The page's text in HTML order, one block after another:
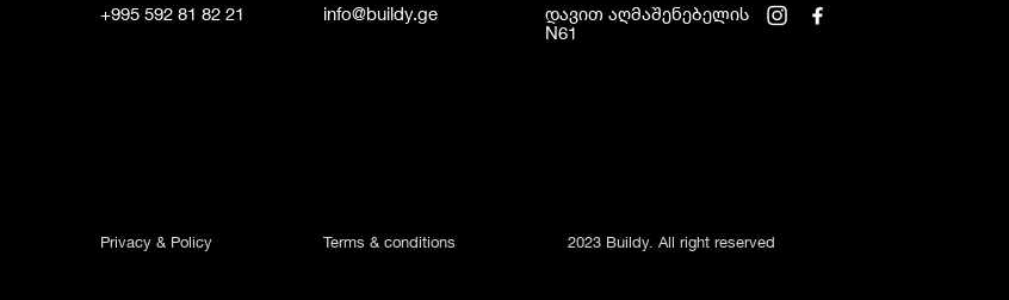
+995 592 81 82 21
info@buildy.ge
დავით აღმაშენებელის
N61
Privacy & Policy Terms & conditions 2023 Buildy. All right reserved